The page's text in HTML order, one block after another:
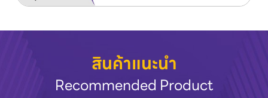
สินค้าแนะนำ
Recommended Product